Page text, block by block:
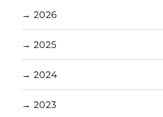
→ 2026
→ 2025
→ 2024
→ 2023